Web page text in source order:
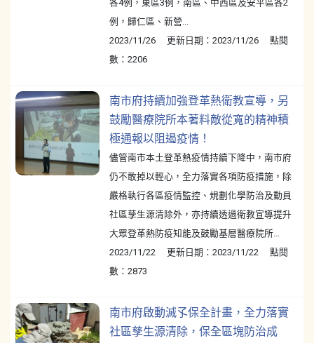
各4例，東區3例，南區、中西區及安平區各2
例，歸仁區、新營...
2023/11/26 更新日期：2023/11/26 點閱
數：2206
南市府持續加強登革熱衛教宣導，另
鼓勵醫療院所本著料敵從寬的精神積
極通報以阻遏疫情！
儘管南市本土登革熱疫情持續下降中，南市府
仍不敢掉以輕心，全力落實各項防疫措施，除
嚴格執行各區疫情監控、規劃化學防治及動員
社區孳生源清除外，亦持續透過衛教宣導提升
大眾登革熱防疫知能及鼓勵基層醫療院所...
2023/11/22 更新日期：2023/11/22 點閱
數：2873
南市府啟動滅孓保全計畫，全力落實
社區孳生源清除，保全區塊防治成